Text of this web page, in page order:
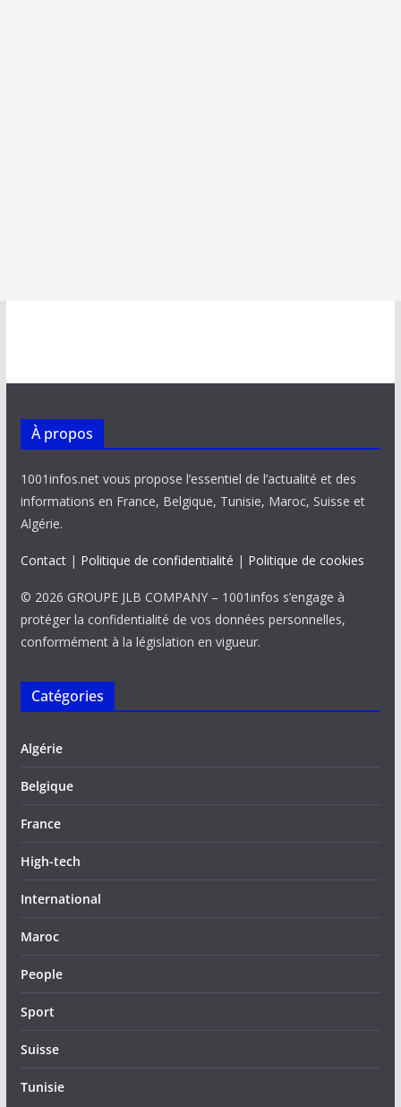
À propos
1001infos.net vous propose l’essentiel de l’actualité et des
informations en France, Belgique, Tunisie, Maroc, Suisse et
Algérie.
Contact| Politique de confidentialité | Politique de cookies
© 2026 GROUPE JLB COMPANY – 1001infos s’engage à
protéger la confidentialité de vos données personnelles,
conformément à la législation en vigueur.
Catégories
Algérie
Belgique
France
High-tech
International
Maroc
People
Sport
Suisse
Tunisie